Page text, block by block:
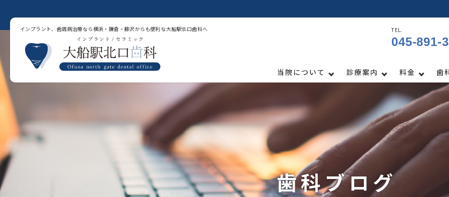
インプラント、歯周病治療なら横浜・鎌倉・藤沢からも便利な大船駅北口歯科へ TEL.
045-891-
当院について 診療案内 料金 歯
歯科ブログ